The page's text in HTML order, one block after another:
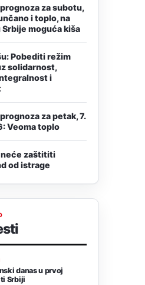
za subotu,
i toplo, na
moguća kiša
Pobediti režim
solidarnost,
i
za petak, 7.
Veoma toplo
neće zaštititi
od istrage
danas u prvoj
Srbiji